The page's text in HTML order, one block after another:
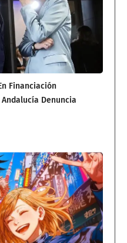
Financiación
Denuncia